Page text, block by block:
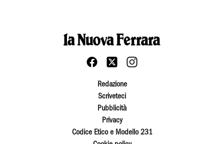
Redazione
Scriveteci
Pubblicità
Privacy
Codice Etico e Modello 231